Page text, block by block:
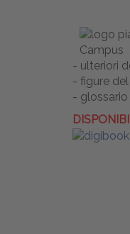
- ulteriori
- figure
- glossario